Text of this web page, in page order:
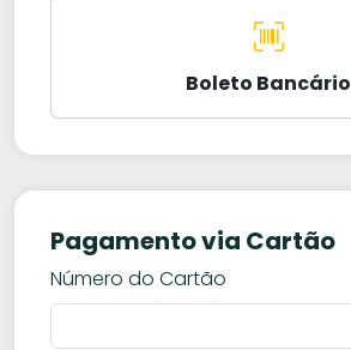
Boleto Bancário
Pagamento via Cartão
Número do Cartão